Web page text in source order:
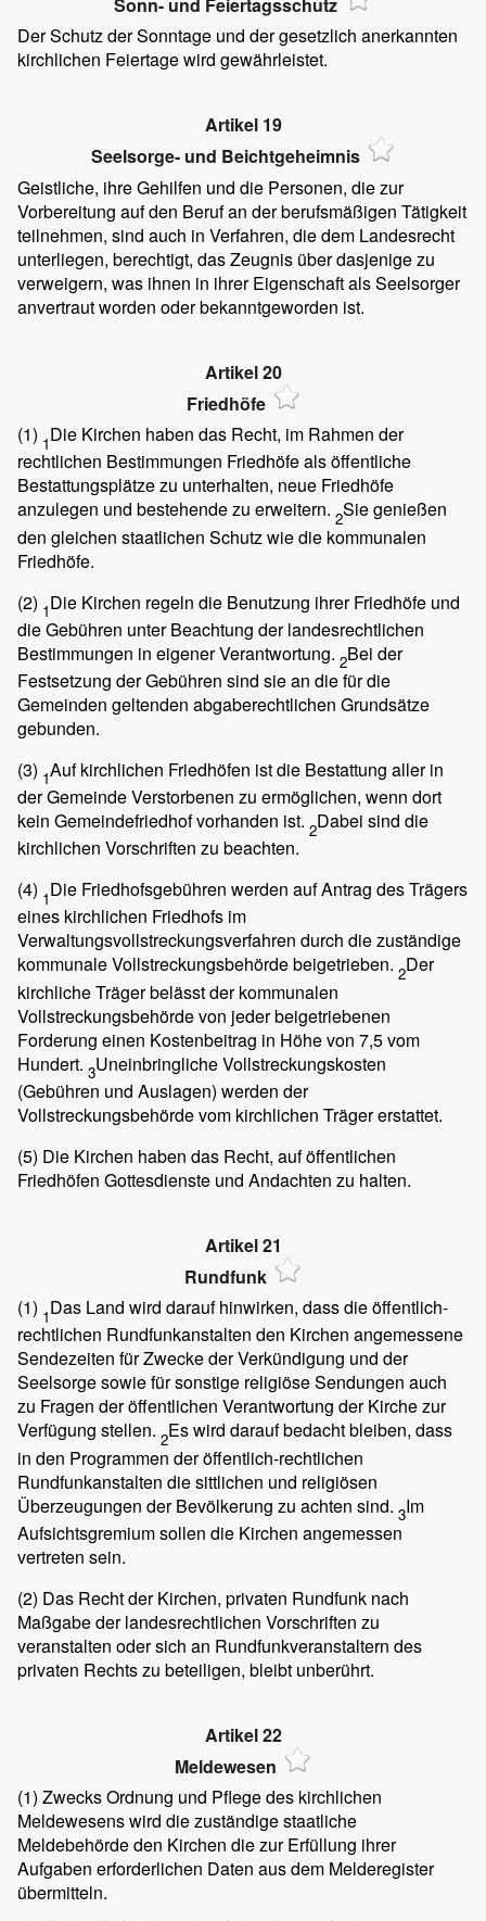
Der Schutz der Sonntage und der gesetzlich anerkannten
kirchlichen Feiertage wird gewährleistet.
Artikel 19
Seelsorge- und Beichtgeheimnis
Geistliche, ihre Gehilfen und die Personen, die zur
Vorbereitung auf den Beruf an der berufsmäßigen Tätigkeit
teilnehmen, sind auch in Verfahren, die dem Landesrecht
unterliegen, berechtigt, das Zeugnis über dasjenige zu
verweigern, was ihnen in ihrer Eigenschaft als Seelsorger
anvertraut worden oder bekanntgeworden ist.
Artikel 20
Friedhöfe
(1) 1Die Kirchen haben das Recht, im Rahmen der
rechtlichen Bestimmungen Friedhöfe als öffentliche
Bestattungsplätze zu unterhalten, neue Friedhöfe
anzulegen und bestehende zu erweitern. 2Sie genießen
den gleichen staatlichen Schutz wie die kommunalen
Friedhöfe.
(2) 1Die Kirchen regeln die Benutzung ihrer Friedhöfe und
die Gebühren unter Beachtung der landesrechtlichen
Bestimmungen in eigener Verantwortung. 2Bei der
Festsetzung der Gebühren sind sie an die für die
Gemeinden geltenden abgaberechtlichen Grundsätze
gebunden.
(3) 1Auf kirchlichen Friedhöfen ist die Bestattung aller in
der Gemeinde Verstorbenen zu ermöglichen, wenn dort
kein Gemeindefriedhof vorhanden ist. 2Dabei sind die
kirchlichen Vorschriften zu beachten.
(4) 1Die Friedhofsgebühren werden auf Antrag des Trägers
eines kirchlichen Friedhofs im
Verwaltungsvollstreckungsverfahren durch die zuständige
kommunale Vollstreckungsbehörde beigetrieben. 2Der
kirchliche Träger belässt der kommunalen
Vollstreckungsbehörde von jeder beigetriebenen
Forderung einen Kostenbeitrag in Höhe von 7,5 vom
Hundert. 3Uneinbringliche Vollstreckungskosten
(Gebühren und Auslagen) werden der
Vollstreckungsbehörde vom kirchlichen Träger erstattet.
(5) Die Kirchen haben das Recht, auf öffentlichen
Friedhöfen Gottesdienste und Andachten zu halten.
Artikel 21
Rundfunk
(1) 1Das Land wird darauf hinwirken, dass die öffentlich-
rechtlichen Rundfunkanstalten den Kirchen angemessene
Sendezeiten für Zwecke der Verkündigung und der
Seelsorge sowie für sonstige religiöse Sendungen auch
zu Fragen der öffentlichen Verantwortung der Kirche zur
Verfügung stellen. 2Es wird darauf bedacht bleiben, dass
in den Programmen der öffentlich-rechtlichen
Rundfunkanstalten die sittlichen und religiösen
Überzeugungen der Bevölkerung zu achten sind. 3Im
Aufsichtsgremium sollen die Kirchen angemessen
vertreten sein.
(2) Das Recht der Kirchen, privaten Rundfunk nach
Maßgabe der landesrechtlichen Vorschriften zu
veranstalten oder sich an Rundfunkveranstaltern des
privaten Rechts zu beteiligen, bleibt unberührt.
Artikel 22
Meldewesen
(1) Zwecks Ordnung und Pflege des kirchlichen
Meldewesens wird die zuständige staatliche
Meldebehörde den Kirchen die zur Erfüllung ihrer
Aufgaben erforderlichen Daten aus dem Melderegister
übermitteln.